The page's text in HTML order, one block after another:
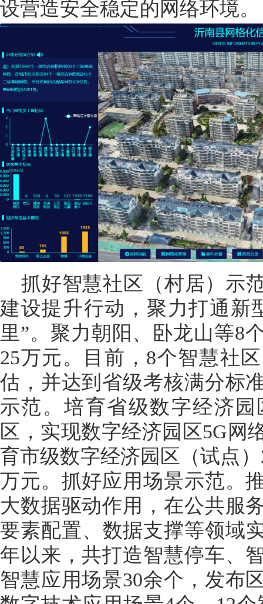
设营造安全稳定的网络环境。
抓好智慧社区（村居）示
建设提升行动，聚力打通新
里”。聚力朝阳、卧龙山等8
25万元。目前，8个智慧社
估，并达到省级考核满分标
示范。培育省级数字经济
区，实现数字经济园区5G网
育市级数字经济园区（试点
万元。抓好应用场景示范。
大数据驱动作用，在公共服
要素配置、数据支撑等领域
年以来，共打造智慧停车、
智慧应用场景30余个，发布